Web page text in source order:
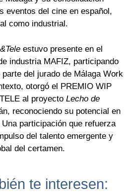
eventos del cine en español,
como industrial.
estuvo presente en el
industria MAFIZ, participando
del jurado de Málaga Work
otorgó el PREMIO WIP
al proyecto Lecho de
reconociendo su potencial en
participación que refuerza
del talento emergente y
del certamen.
te interesen: